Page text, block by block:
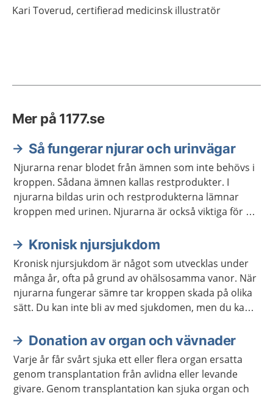
Kari Toverud, certifierad medicinsk illustratör
Mer på 1177.se
Så fungerar njurar och urinvägar
Njurarna renar blodet från ämnen som inte behövs i
kroppen. Sådana ämnen kallas restprodukter. I
njurarna bildas urin och restprodukterna lämnar
kroppen med urinen. Njurarna är också viktiga för att
i kroppen.
Kronisk njursjukdom
Kronisk njursjukdom är något som utvecklas under
många år, ofta på grund av ohälsosamma vanor. När
njurarna fungerar sämre tar kroppen skada på olika
sätt. Du kan inte bli av med sjukdomen, men du kan
njurarna fungerar mycket dåligt finns det speciell
Donation av organ och vävnader
Varje år får svårt sjuka ett eller flera organ ersatta
genom transplantation från avlidna eller levande
givare. Genom transplantation kan sjuka organ och